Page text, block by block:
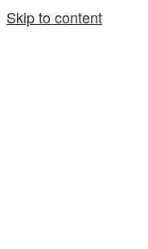
Skip to content